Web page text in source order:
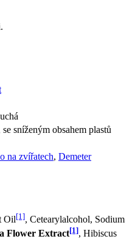
sníženým obsahem plastů
na zvířatech, Demeter
Oil[1], Cetearylalcohol, Sodium
Flower Extract[1], Hibiscus